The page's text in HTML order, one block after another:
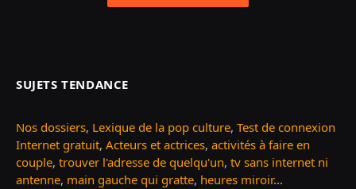
SUJETS TENDANCE
Nos dossiers, Lexique de la pop culture, Test de connexion
Internet gratuit, Acteurs et actrices, activités à faire en
couple, trouver l'adresse de quelqu'un, tv sans internet ni
antenne, main gauche qui gratte, heures miroir...